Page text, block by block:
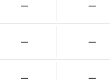
— —
— —
— —